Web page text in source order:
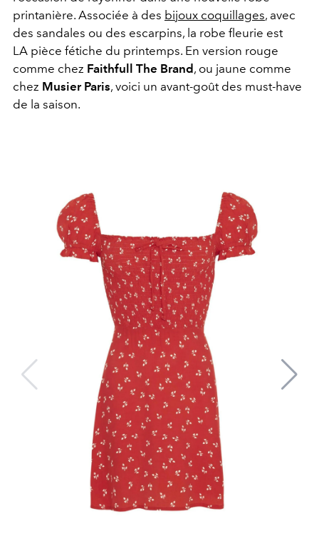
printanière. Associée à des bijoux coquillages, avec
des sandales ou des escarpins, la robe fleurie est
LA pièce fétiche du printemps. En version rouge
comme chez Faithfull The Brand, ou jaune comme
chez Musier Paris, voici un avant-goût des must-have
de la saison.